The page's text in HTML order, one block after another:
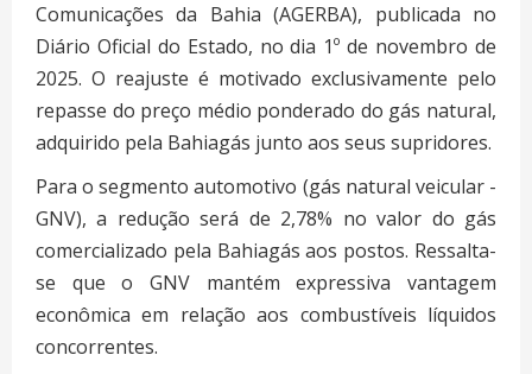
Comunicações da Bahia (AGERBA), publicada no
Diário Oficial do Estado, no dia 1º de novembro de
2025. O reajuste é motivado exclusivamente pelo
repasse do preço médio ponderado do gás natural,
adquirido pela Bahiagás junto aos seus supridores.
Para o segmento automotivo (gás natural veicular -
GNV), a redução será de 2,78% no valor do gás
comercializado pela Bahiagás aos postos. Ressalta-
se que o GNV mantém expressiva vantagem
econômica em relação aos combustíveis líquidos
concorrentes.